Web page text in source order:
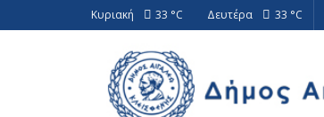
Κυριακή 33 °C Δευτέρα 33 °C